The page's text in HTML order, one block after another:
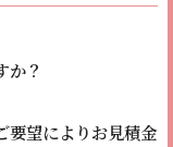
か？
要望によりお見積金